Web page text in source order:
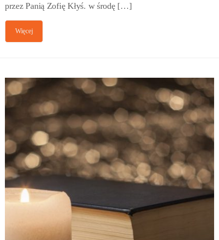
przez Panią Zofię Kłyś. w środę […]
Więcej